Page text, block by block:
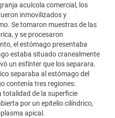
acuícola comercial, los
inmovilizados y
Se tomaron muestras de las
y se procesaron
el estómago presentaba
estaba situado cranealmente
un esfínter que los separara.
separaba al estómago del
contenía tres regiones:
totalidad de la superficie
por un epitelio cilíndrico,
apical.